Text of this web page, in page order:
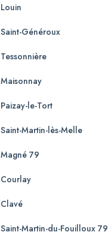
Louin
Saint-Généroux
Tessonnière
Maisonnay
Paizay-le-Tort
Saint-Martin-lès-Melle
Magné 79
Courlay
Clavé
Saint-Martin-du-Fouilloux 79